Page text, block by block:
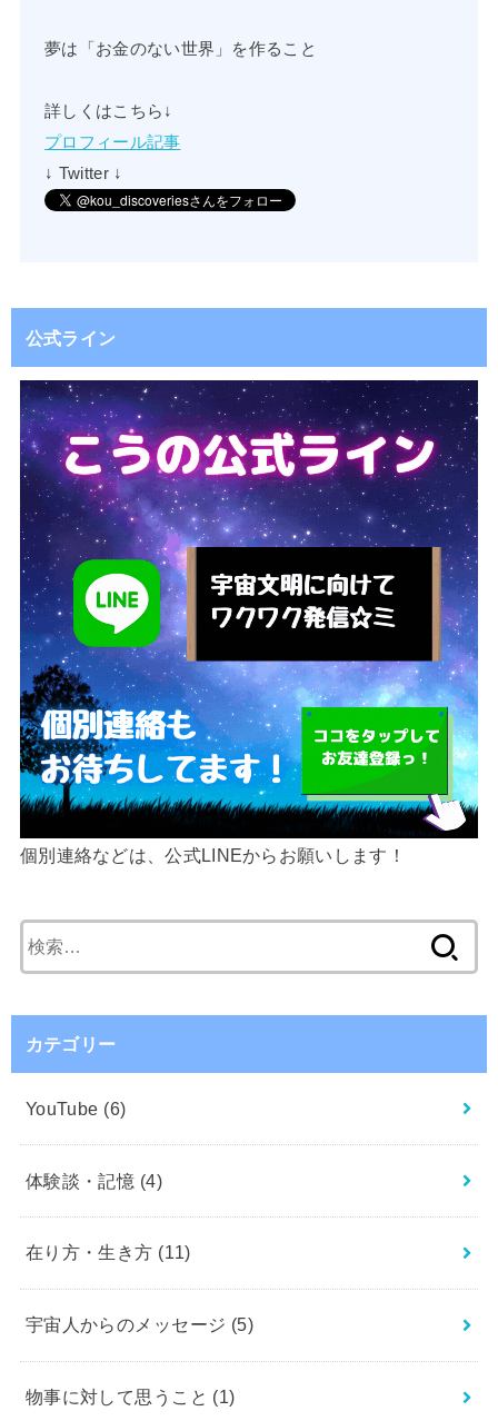
夢は「お金のない世界」を作ること
詳しくはこちら↓
プロフィール記事
↓ Twitter ↓
公式ライン
個別連絡などは、公式LINEからお願いします！
索:
カテゴリー
YouTube (6)
体験談・記憶 (4)
在り方・生き方 (11)
宇宙人からのメッセージ (5)
物事に対して思うこと (1)